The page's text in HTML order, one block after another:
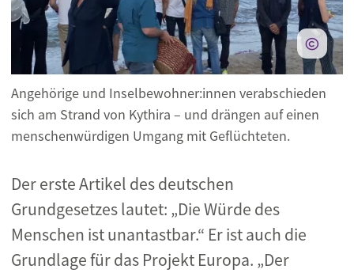
Angehörige und Inselbewohner:innen verabschieden
sich am Strand von Kythira – und drängen auf einen
menschenwürdigen Umgang mit Geflüchteten.
Der erste Artikel des deutschen
Grundgesetzes lautet: „Die Würde des
Menschen ist unantastbar.“ Er ist auch die
Grundlage für das Projekt Europa. „Der